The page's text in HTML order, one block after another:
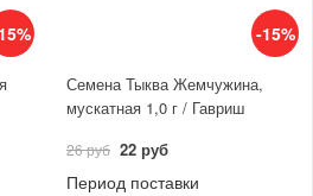
-15%
Семена Тыква Жемчужина,
мускатная 1,0 г / Гавриш
26 руб 22 руб
Период поставки